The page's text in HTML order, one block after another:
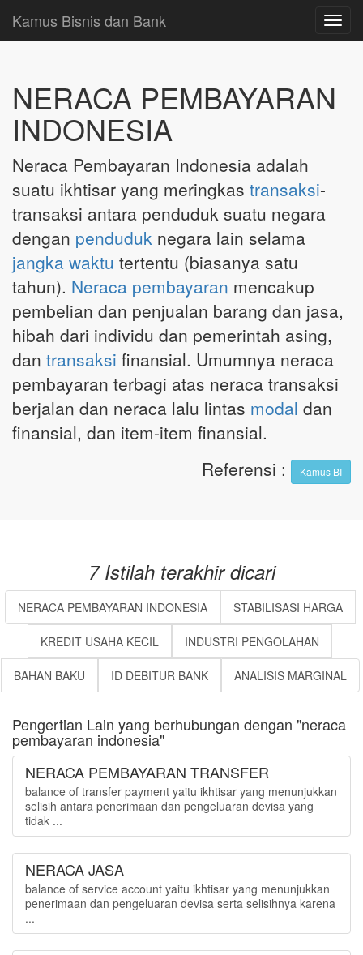
Kamus Bisnis dan Bank
NERACA PEMBAYARAN
INDONESIA
Neraca Pembayaran Indonesia adalah
suatu ikhtisar yang meringkas transaksi-
transaksi antara penduduk suatu negara
dengan penduduk negara lain selama
jangka waktu tertentu (biasanya satu
tahun). Neraca pembayaran mencakup
pembelian dan penjualan barang dan jasa,
hibah dari individu dan pemerintah asing,
dan transaksi finansial. Umumnya neraca
pembayaran terbagi atas neraca transaksi
berjalan dan neraca lalu lintas modal dan
finansial, dan item-item finansial.
Referensi : Kamus BI
7 Istilah terakhir dicari
NERACA PEMBAYARAN INDONESIA STABILISASI HARGA
KREDIT USAHA KECIL INDUSTRI PENGOLAHAN
BAHAN BAKU ID DEBITUR BANK ANALISIS MARGINAL
Pengertian Lain yang berhubungan dengan "neraca
pembayaran indonesia"
NERACA PEMBAYARAN TRANSFER
balance of transfer payment yaitu ikhtisar yang menunjukkan
selisih antara penerimaan dan pengeluaran devisa yang
tidak ...
NERACA JASA
balance of service account yaitu ikhtisar yang menunjukkan
penerimaan dan pengeluaran devisa serta selisihnya karena
...